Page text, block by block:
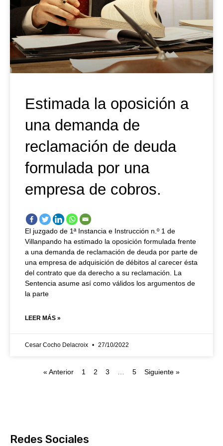
Estimada la oposición a
una demanda de
reclamación de deuda
formulada por una
empresa de cobros.
El juzgado de 1ª Instancia e Instrucción n.º 1 de
Villanpando ha estimado la oposición formulada frente
a una demanda de reclamación de deuda por parte de
una empresa de adquisición de débitos al carecer ésta
del contrato que da derecho a su reclamación. La
Sentencia asume así como válidos los argumentos de
la parte
LEER MÁS »
Cesar Cocho Delacroix 27/10/2022
« Anterior 1 2 3 … 5 Siguiente »
Redes Sociales